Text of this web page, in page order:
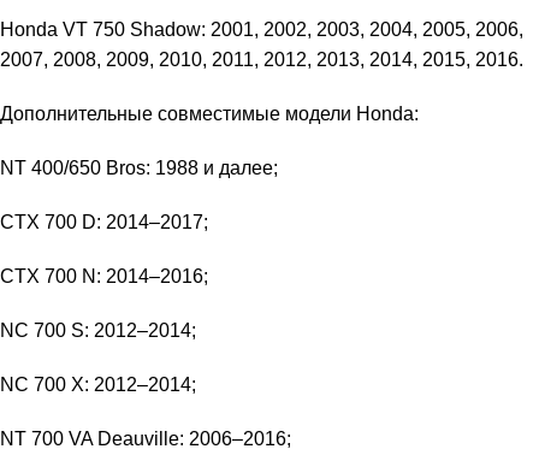
Honda VT 750 Shadow: 2001, 2002, 2003, 2004, 2005, 2006,
2007, 2008, 2009, 2010, 2011, 2012, 2013, 2014, 2015, 2016.
Дополнительные совместимые модели Honda:
NT 400/650 Bros: 1988 и далее;
CTX 700 D: 2014–2017;
CTX 700 N: 2014–2016;
NC 700 S: 2012–2014;
NC 700 X: 2012–2014;
NT 700 VA Deauville: 2006–2016;